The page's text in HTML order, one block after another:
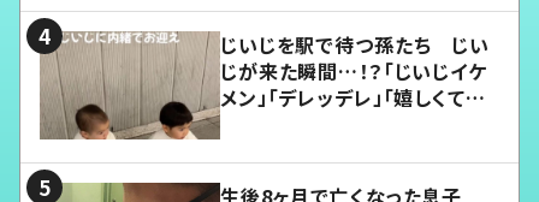
じいじを駅で待つ孫たち じい
じが来た瞬間…！？「じいじイケ
メン」「デレッデレ」「嬉しくて可
生後8ヶ月で亡くなった息子